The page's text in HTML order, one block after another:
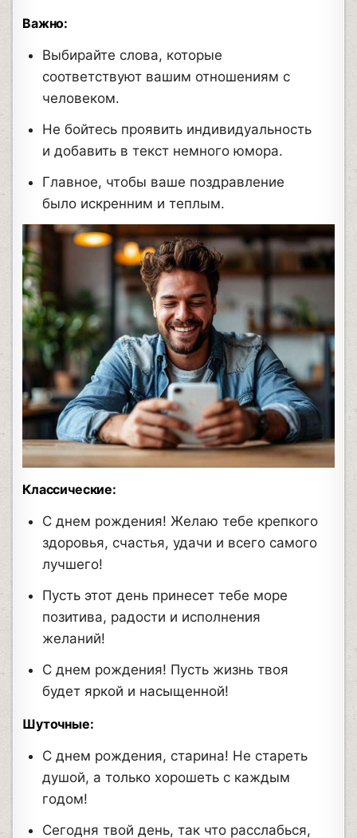
Важно:
Выбирайте слова, которые
соответствуют вашим отношениям с
человеком.
Не бойтесь проявить индивидуальность
и добавить в текст немного юмора.
Главное, чтобы ваше поздравление
было искренним и теплым.
Классические:
С днем рождения! Желаю тебе крепкого
здоровья, счастья, удачи и всего самого
лучшего!
Пусть этот день принесет тебе море
позитива, радости и исполнения
желаний!
С днем рождения! Пусть жизнь твоя
будет яркой и насыщенной!
Шуточные:
С днем рождения, старина! Не стареть
душой, а только хорошеть с каждым
годом!
Сегодня твой день, так что расслабься,